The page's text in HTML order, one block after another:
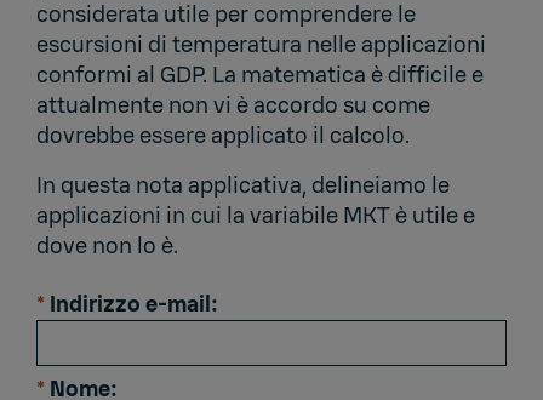
considerata utile per comprendere le
escursioni di temperatura nelle applicazioni
conformi al GDP. La matematica è difficile e
attualmente non vi è accordo su come
dovrebbe essere applicato il calcolo.
In questa nota applicativa, delineiamo le
applicazioni in cui la variabile MKT è utile e
dove non lo è.
* Indirizzo e-mail:
* Nome: